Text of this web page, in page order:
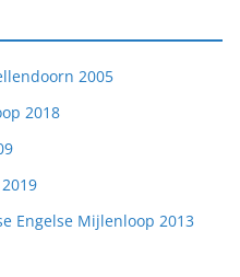
2005
2018
Engelse Mijlenloop 2013